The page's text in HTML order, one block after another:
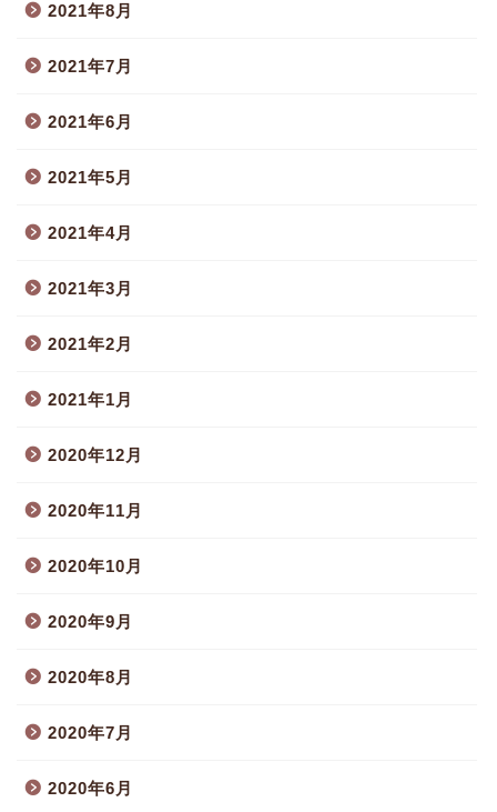
2021年8月
2021年7月
2021年6月
2021年5月
2021年4月
2021年3月
2021年2月
2021年1月
2020年12月
2020年11月
2020年10月
2020年9月
2020年8月
2020年7月
2020年6月